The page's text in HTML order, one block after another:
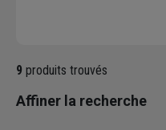
9 produits trouvés
Affiner la recherche